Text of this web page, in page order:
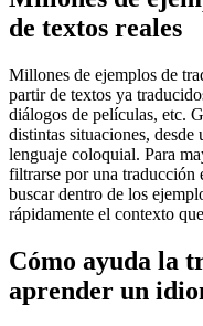
de textos reales
Millones de ejemplos de
partir de textos ya
diálogos de películas, etc.
distintas situaciones,
lenguaje coloquial. Para
filtrarse por una traducción
buscar dentro de los
rápidamente el contexto
Cómo ayuda la
aprender un